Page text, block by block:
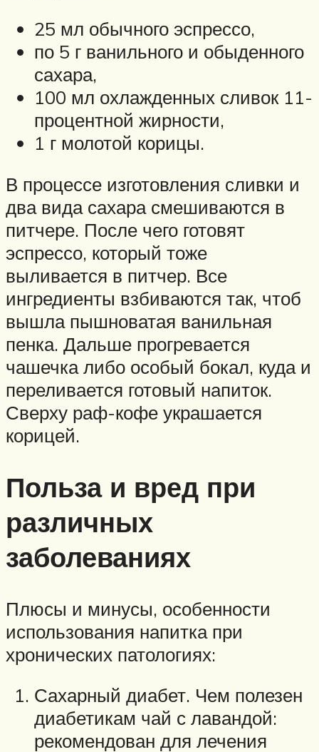
25 мл обычного эспрессо,
по 5 г ванильного и обыденного
сахара,
100 мл охлажденных сливок 11-
процентной жирности,
1 г молотой корицы.
В процессе изготовления сливки и
два вида сахара смешиваются в
питчере. После чего готовят
эспрессо, который тоже
выливается в питчер. Все
ингредиенты взбиваются так, чтоб
вышла пышноватая ванильная
пенка. Дальше прогревается
чашечка либо особый бокал, куда и
переливается готовый напиток.
Сверху раф-кофе украшается
корицей.
Польза и вред при
различных
заболеваниях
Плюсы и минусы, особенности
использования напитка при
хронических патологиях:
Сахарный диабет. Чем полезен
диабетикам чай с лавандой:
рекомендован для лечения